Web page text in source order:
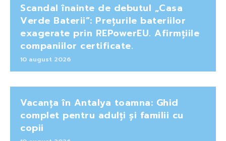
Scandal înainte de debutul „Casa
Verde Baterii”: Prețurile bateriilor
exagerate prin REPowerEU. Afirmțiile
companiilor certificate.
10 august 2026
Vacanța în Antalya toamna: Ghid
complet pentru adulți și familii cu
copii